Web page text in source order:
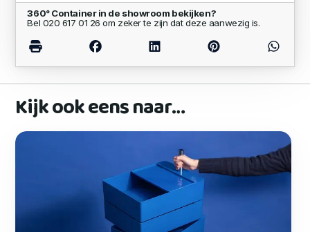
360° Container in de showroom bekijken?
Bel 020 617 01 26 om zeker te zijn dat deze aanwezig is.
Kijk ook eens naar…